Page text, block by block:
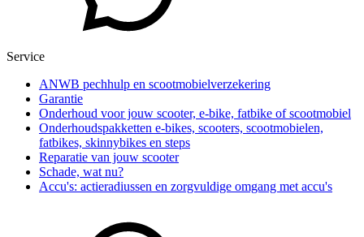
Service
ANWB pechhulp en scootmobielverzekering
Garantie
Onderhoud voor jouw scooter, e-bike, fatbike of scootmobiel
Onderhoudspakketten e-bikes, scooters, scootmobielen,
fatbikes, skinnybikes en steps
Reparatie van jouw scooter
Schade, wat nu?
Accu's: actieradiussen en zorgvuldige omgang met accu's